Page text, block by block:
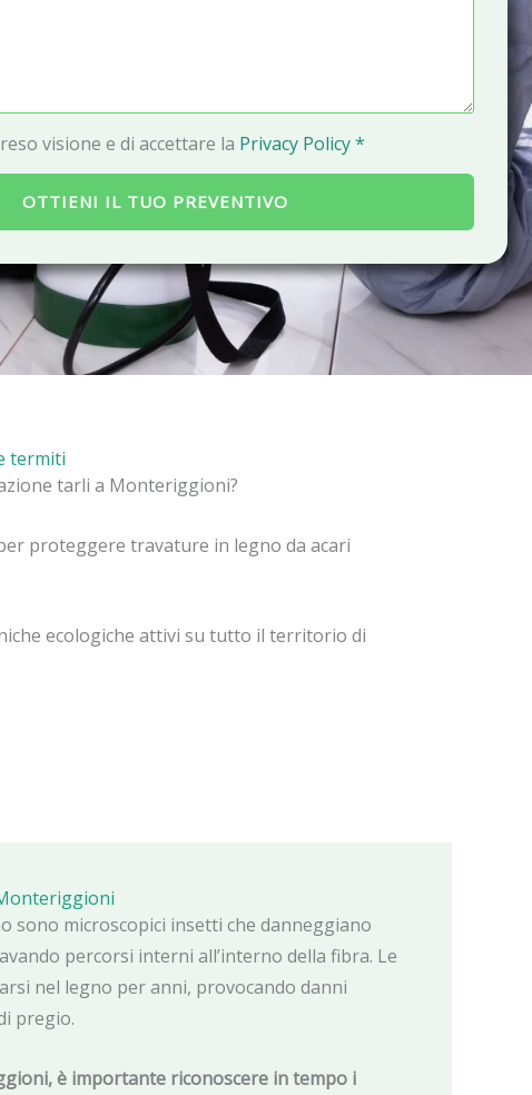
visione e di accettare la Privacy Policy *
OTTIENI IL TUO PREVENTIVO
termiti
tarli a Monteriggioni?
proteggere travature in legno da acari
ecologiche attivi su tutto il territorio di
sono microscopici insetti che danneggiano
percorsi interni all’interno della fibra. Le
nel legno per anni, provocando danni
pregio.
è importante riconoscere in tempo i